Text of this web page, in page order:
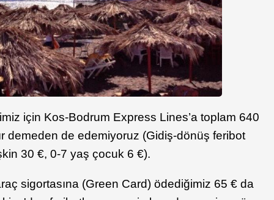
için Kos-Bodrum Express Lines’a toplam 640
demeden de edemiyoruz (Gidiş-dönüş feribot
30 €, 0-7 yaş çocuk 6 €).
sigortasına (Green Card) ödediğimiz 65 € da